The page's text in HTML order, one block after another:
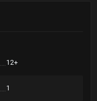
12+
1